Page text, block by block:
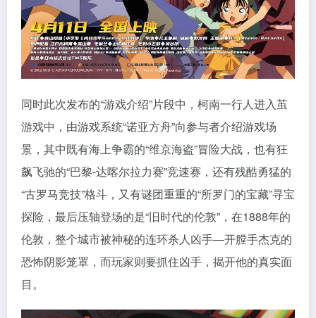
同时此次发布的“游戏介绍”片段中，柯南一行人进入茧
游戏中，由游戏系统“诺亚方舟”向参与者介绍游戏场
景，其中既有海上争霸的“维京海盗”冒险大战，也有狂
飙飞驰的“巴黎-达喀尔拉力赛”竞速赛，还有残酷勇猛的
“古罗马竞技”格斗，又有谜团重重的“所罗门的宝藏”寻宝
探险，最后压轴登场的是“旧时代的伦敦”，在1888年的
伦敦，整个城市被神秘的连环杀人凶手—开膛手杰克的
恐怖阴影笼罩，而玩家则要抓住凶手，揭开他的真实面
目。